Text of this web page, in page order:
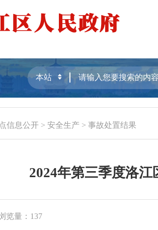
信息公开 >安全生产 >事故处置结果
2024年第三季度洛
览量： 137